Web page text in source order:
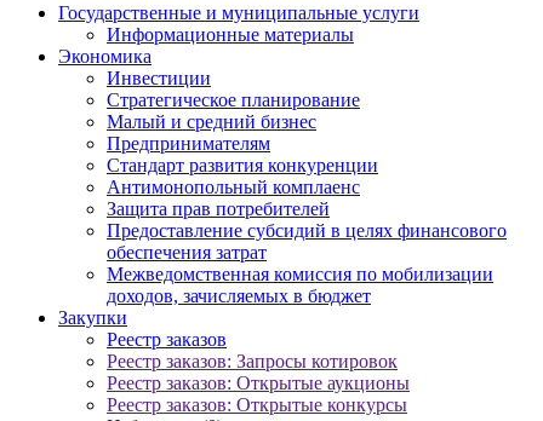
Государственные и муниципальные услуги
Информационные материалы
Экономика
Инвестиции
Стратегическое планирование
Малый и средний бизнес
Предпринимателям
Стандарт развития конкуренции
Антимонопольный комплаенс
Защита прав потребителей
Предоставление субсидий в целях финансового
обеспечения затрат
Межведомственная комиссия по мобилизации
доходов, зачисляемых в бюджет
Закупки
Реестр заказов
Реестр заказов: Запросы котировок
Реестр заказов: Открытые аукционы
Реестр заказов: Открытые конкурсы